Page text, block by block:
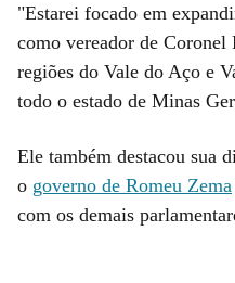
"Estarei focado em
como vereador de Coronel
regiões do Vale do Aço e
todo o estado de Minas
Ele também destacou sua
o governo de Romeu Zema
com os demais